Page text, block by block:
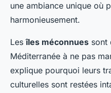
une ambiance unique où
harmonieusement.
Lesîles méconnues sont
Méditerranée à ne pas
explique pourquoi leurs
culturelles sont restées